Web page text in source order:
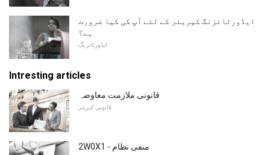
ایڈورٹائزنگ کیریئر کے لئے آپ کی کیا ضرورت
ہے؟
ایڈورٹائزنگ
Intresting articles
قانونی ملازمت معاوضہ
قانونی کیریئر
2W0X1 - منفی نظام